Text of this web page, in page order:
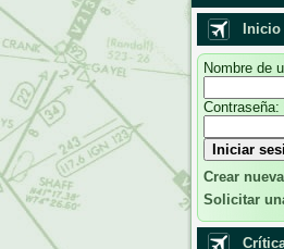
Nombre de
Contraseña:
Crear
Solicitar